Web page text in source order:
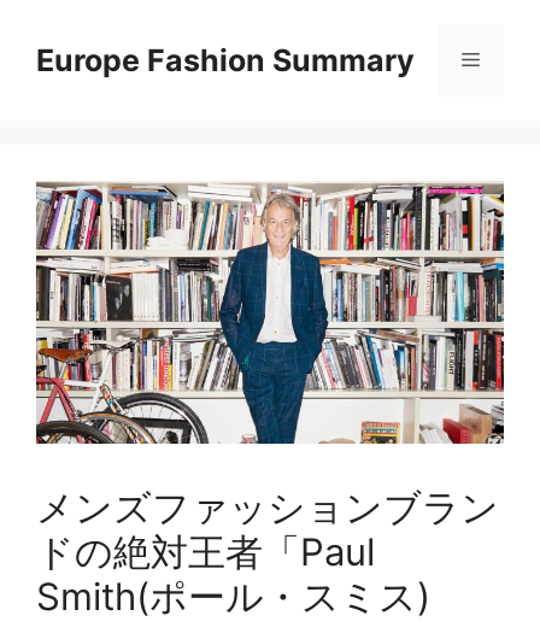
Europe Fashion Summary メ
ュ
ー
メンズファッションブラン
ドの絶対王者「Paul
Smith(ポール・スミス)